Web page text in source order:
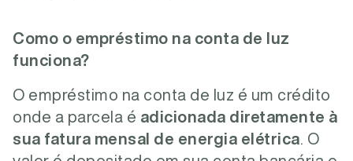
Como o empréstimo na conta de luz
funciona?
O empréstimo na conta de luz é um crédito
onde a parcela é adicionada diretamente à
sua fatura mensal de energia elétrica . O